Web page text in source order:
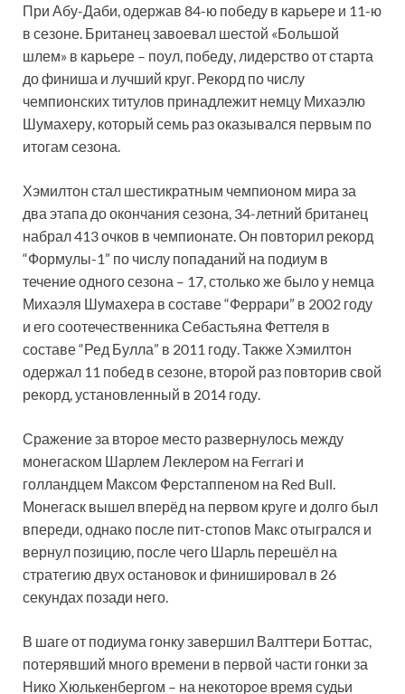
При Абу-Даби, одержав 84-ю победу в карьере и 11-ю
в сезоне. Британец завоевал шестой «Большой
шлем» в карьере – поул, победу, лидерство от старта
до финиша и лучший круг. Рекорд по числу
чемпионских титулов принадлежит немцу Михаэлю
Шумахеру, который семь раз оказывался первым по
итогам сезона.
Хэмилтон стал шестикратным чемпионом мира за
два этапа до окончания сезона, 34-летний британец
набрал 413 очков в чемпионате. Он повторил рекорд
“Формулы-1” по числу попаданий на подиум в
течение одного сезона – 17, столько же было у немца
Михаэля Шумахера в составе “Феррари” в 2002 году
и его соотечественника Себастьяна Феттеля в
составе “Ред Булла” в 2011 году. Также Хэмилтон
одержал 11 побед в сезоне, второй раз повторив свой
рекорд, установленный в 2014 году.
Сражение за второе место развернулось между
монегаском Шарлем Леклером на Ferrari и
голландцем Максом Ферстаппеном на Red Bull.
Монегаск вышел вперёд на первом круге и долго был
впереди, однако после пит-стопов Макс отыгрался и
вернул позицию, после чего Шарль перешёл на
стратегию двух остановок и финишировал в 26
секундах позади него.
В шаге от подиума гонку завершил Валттери Боттас,
потерявший много времени в первой части гонки за
Нико Хюлькенбергом – на некоторое время судьи